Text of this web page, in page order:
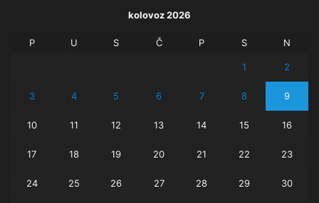
kolovoz 2026
P U S Č P S N
1 2
3 4 5 6 7 8 9
10 11 12 13 14 15 16
17 18 19 20 21 22 23
24 25 26 27 28 29 30